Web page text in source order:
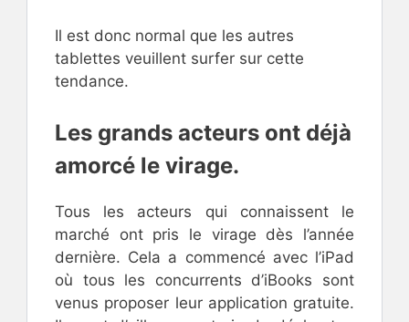
Il est donc normal que les autres
tablettes veuillent surfer sur cette
tendance.
Les grands acteurs ont déjà
amorcé le virage.
Tous les acteurs qui connaissent le
marché ont pris le virage dès l’année
dernière. Cela a commencé avec l’iPad
où tous les concurrents d’iBooks sont
venus proposer leur application gratuite.